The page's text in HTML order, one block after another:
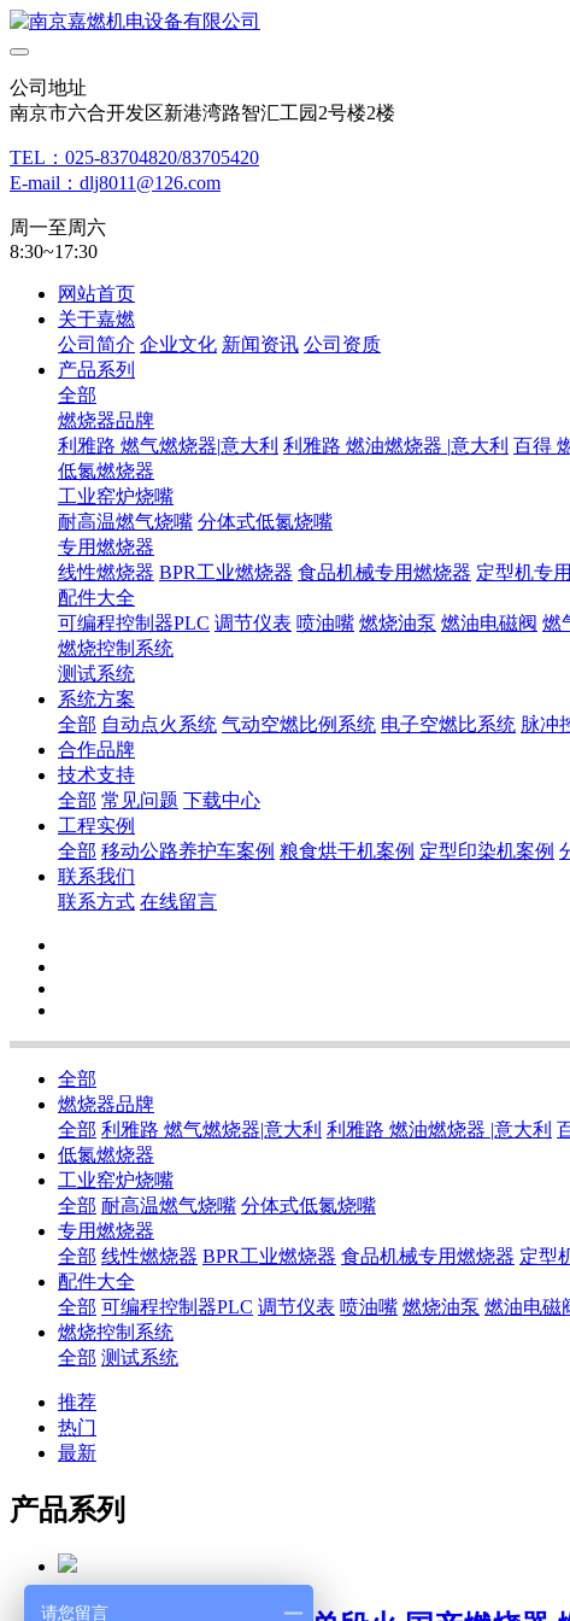
公司地址
南京市六合开发区新港湾路智汇工园2号楼2楼
TEL：025-83704820/83705420
E-mail：dlj8011@126.com
周一至周六
8:30~17:30
网站首页
关于嘉燃
公司简介 企业文化 新闻资讯 公司资质
产品系列
全部
燃烧器品牌
利雅路 燃气燃烧器|意大利 利雅路 燃油燃烧器 |意大利 百得
低氮燃烧器
工业窑炉烧嘴
耐高温燃气烧嘴 分体式低氮烧嘴
专用燃烧器
线性燃烧器 BPR工业燃烧器 食品机械专用燃烧器 定型机专
配件大全
可编程控制器PLC 调节仪表 喷油嘴 燃烧油泵 燃油电磁阀 燃
燃烧控制系统
测试系统
系统方案
全部 自动点火系统 气动空燃比例系统 电子空燃比系统 脉冲
合作品牌
技术支持
全部 常见问题 下载中心
工程实例
全部 移动公路养护车案例 粮食烘干机案例 定型印染机案例
联系我们
联系方式 在线留言
全部
燃烧器品牌
全部 利雅路 燃气燃烧器|意大利 利雅路 燃油燃烧器 |意大利
低氮燃烧器
工业窑炉烧嘴
全部 耐高温燃气烧嘴 分体式低氮烧嘴
专用燃烧器
全部 线性燃烧器 BPR工业燃烧器 食品机械专用燃烧器 定型
配件大全
全部 可编程控制器PLC 调节仪表 喷油嘴 燃烧油泵 燃油电磁
燃烧控制系统
全部 测试系统
推荐
热门
最新
产品系列
请您留言